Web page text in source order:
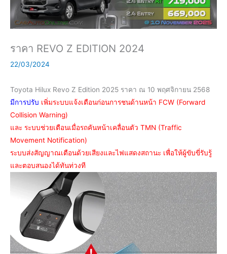
ราคา REVO Z EDITION 2024
22/03/2024
Toyota Hilux Revo Z Edition 2025 ราคา ณ 10 พฤศจิกายน 2568
มีการปรับ เพิ่มระบบแจ้งเตือนก่อนการชนด้านหน้า FCW (Forward
Collision Warning)
และ ระบบช่วยเตือนเมื่อรถคันหน้าเคลื่อนตัว TMN (Traffic
Movement Notification)
ระบบส่งสัญญาณเตือนด้วยเสียงและไฟแสดงสถานะ เพื่อให้ผู้ขับขี่รับรู้
และตอบสนองได้ทันท่วงที